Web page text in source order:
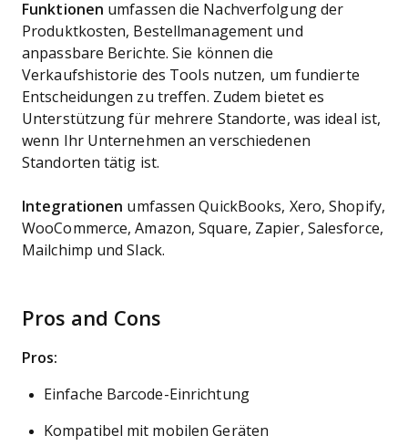
Funktionen umfassen die Nachverfolgung der
Produktkosten, Bestellmanagement und
anpassbare Berichte. Sie können die
Verkaufshistorie des Tools nutzen, um fundierte
Entscheidungen zu treffen. Zudem bietet es
Unterstützung für mehrere Standorte, was ideal ist,
wenn Ihr Unternehmen an verschiedenen
Standorten tätig ist.
Integrationen umfassen QuickBooks, Xero, Shopify,
WooCommerce, Amazon, Square, Zapier, Salesforce,
Mailchimp und Slack.
Pros and Cons
Pros:
Einfache Barcode-Einrichtung
Kompatibel mit mobilen Geräten